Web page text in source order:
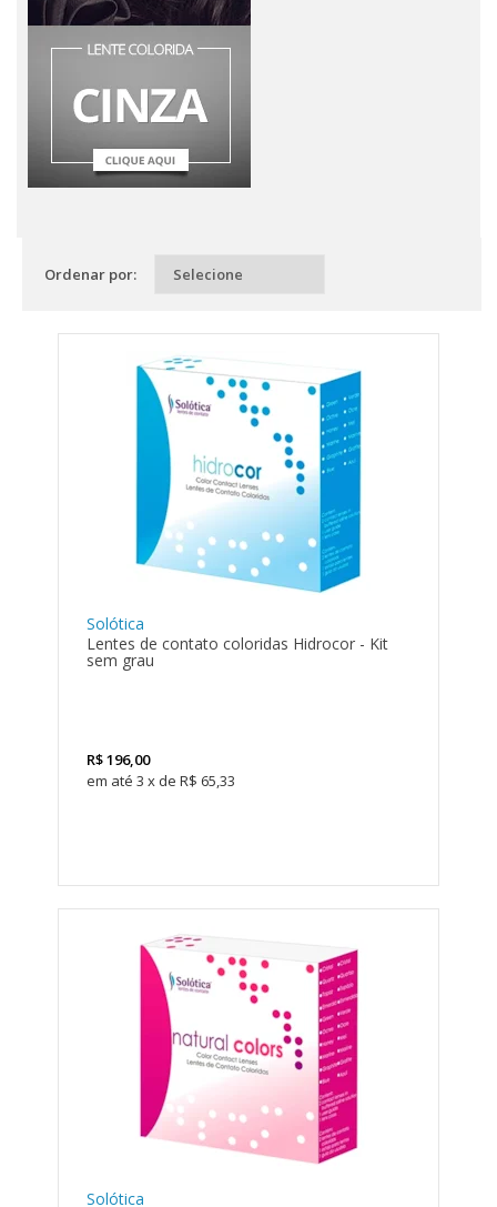
Ordenar por:
Solótica
Lentes de contato coloridas Hidrocor - Kit
sem grau
R$196,00
3 x de R$ 65,33
Solótica